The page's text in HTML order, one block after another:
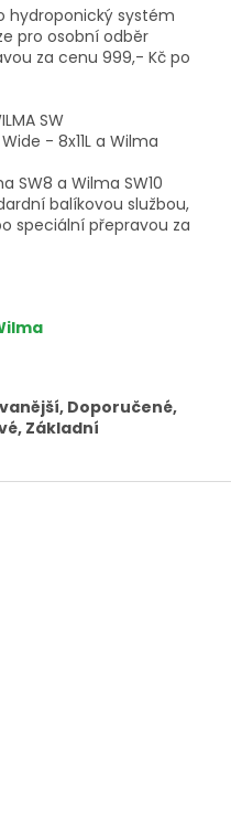
hydroponický systém
pro osobní odběr
za cenu 999,- Kč po
SW
- 8x11L a Wilma
SW8 a Wilma SW10
balíkovou službou,
speciální přepravou za
Doporučené,
Základní